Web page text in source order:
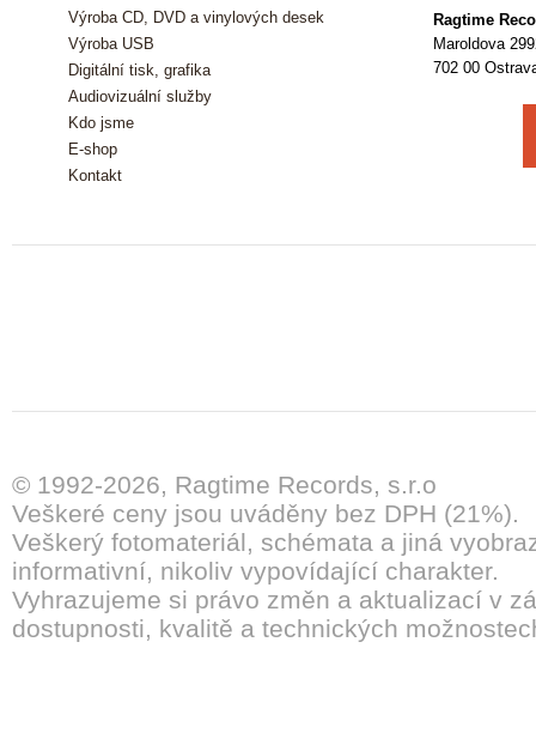
Výroba CD, DVD a vinylových desek
Výroba USB
Digitální tisk, grafika
Audiovizuální služby
Kdo jsme
E-shop
Kontakt
Ragtime
Maroldova
702 00
© 1992-2026, Ragtime Records, s.r.o
Veškeré ceny jsou uváděny bez DPH (21%).
Veškerý fotomateriál, schémata a jiná
informativní, nikoliv vypovídající charakter.
Vyhrazujeme si právo změn a aktualizací v
dostupnosti, kvalitě a technických